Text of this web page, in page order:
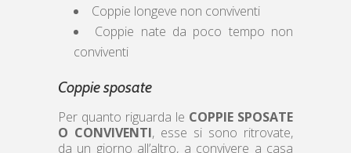
Coppie longeve non conviventi
Coppie nate da poco tempo non
conviventi
Coppie sposate
Per quanto riguarda le COPPIE SPOSATE
O CONVIVENTI, esse si sono ritrovate,
da un giorno all’altro, a convivere a casa